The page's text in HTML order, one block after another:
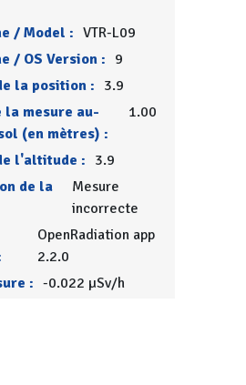
/ Model : VTR-L09
/ OS Version :
9
la position : 3.9
la mesure au-
(en mètres) :
1.00
l'altitude :
3.9
de la
Mesure
incorrecte
OpenRadiation app
2.2.0
: -0.022 µSv/h